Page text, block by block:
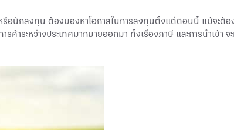
หรือนักลงทุน ต้องมองหาโอกาสในการลงทุนตั้งแต่ตอนนี้ แม้จะ
าระหว่างประเทศมากมายออกมา ทั้งเรื่องภาษี และการนำเข้า